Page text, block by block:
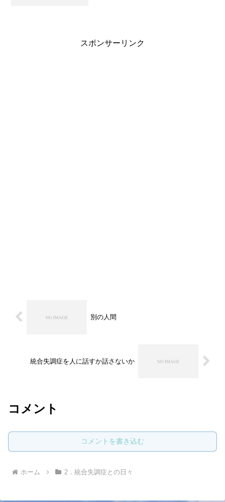
スポンサーリンク
別の人間
統合失調症を人に話すか話さないか
コメント
コメントを書き込む
ホーム 2．統合失調症との日々